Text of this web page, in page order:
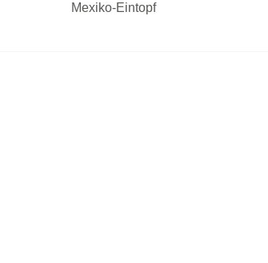
Mexiko-Eintopf